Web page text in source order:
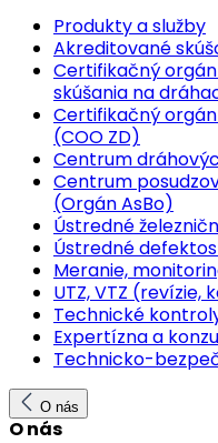
Produkty a služby
Akreditované
Certifikačný
skúšania na
Certifikačný
(COO ZD)
Centrum
Centrum
(Orgán AsBo)
Ústredné
Ústredné
Meranie,
UTZ, VTZ (revízie,
Technické
Expertízna a
Technicko-
O nás
O nás